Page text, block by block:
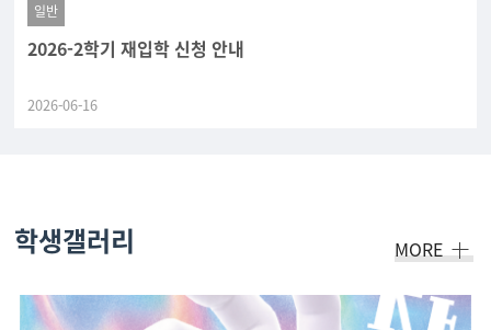
일반
2026-2학기 재입학 신청 안내
2026-06-16
학생갤러리 MORE